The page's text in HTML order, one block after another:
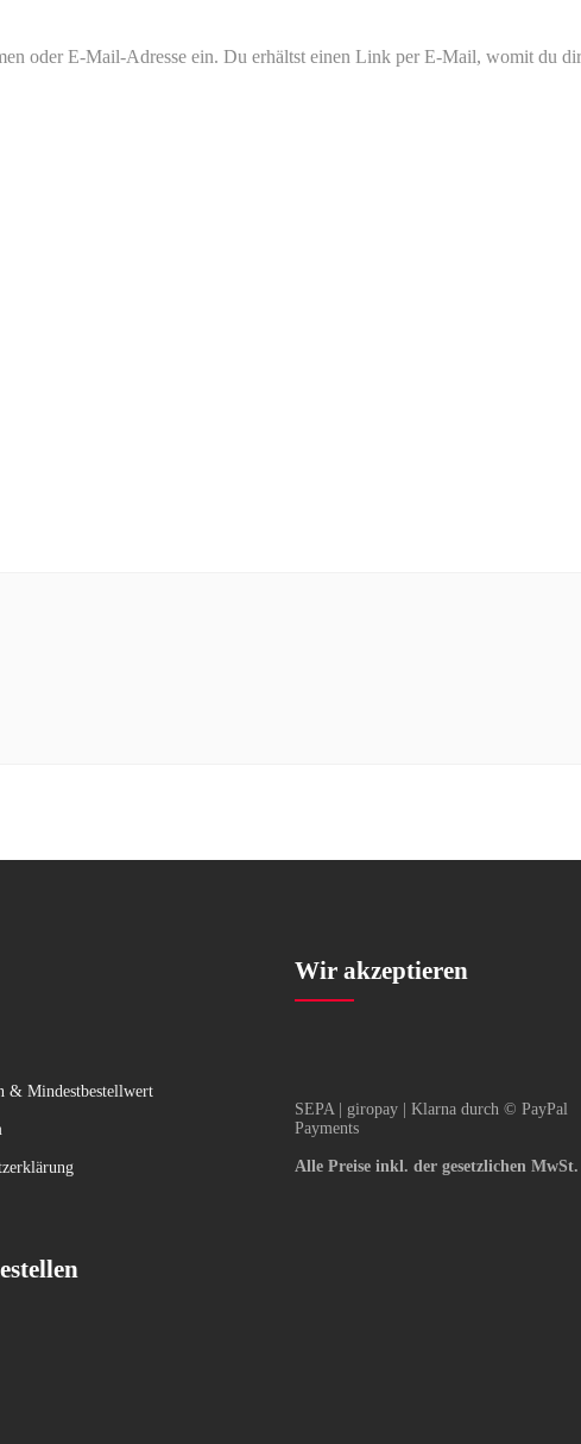
oder E-Mail-Adresse ein. Du erhältst einen Link per E-Mail, womit du
& Mindestbestellwert
Wir akzeptieren
SEPA | giropay | Klarna durch © PayPal
Payments
Alle Preise inkl. der gesetzlichen MwSt.